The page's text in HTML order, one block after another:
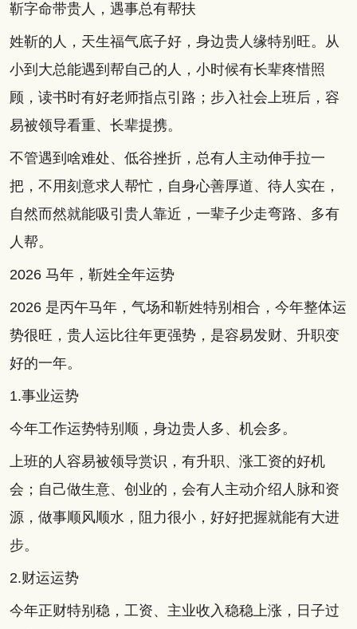
靳字命带贵人，遇事总有帮扶
姓靳的人，天生福气底子好，身边贵人缘特别旺。从
小到大总能遇到帮自己的人，小时候有长辈疼惜照
顾，读书时有好老师指点引路；步入社会上班后，容
易被领导看重、长辈提携。
不管遇到啥难处、低谷挫折，总有人主动伸手拉一
把，不用刻意求人帮忙，自身心善厚道、待人实在，
自然而然就能吸引贵人靠近，一辈子少走弯路、多有
人帮。
2026 马年，靳姓全年运势
2026 是丙午马年，气场和靳姓特别相合，今年整体运
势很旺，贵人运比往年更强势，是容易发财、升职变
好的一年。
1.事业运势
今年工作运势特别顺，身边贵人多、机会多。
上班的人容易被领导赏识，有升职、涨工资的好机
会；自己做生意、创业的，会有人主动介绍人脉和资
源，做事顺风顺水，阻力很小，好好把握就能有大进
步。
2.财运运势
今年正财特别稳，工资、主业收入稳稳上涨，日子过